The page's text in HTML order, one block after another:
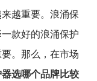
越重要。浪涌保
款好的浪涌保护
。那么，在市场
选哪个品牌比较